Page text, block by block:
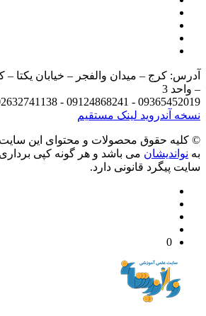
3
09365452019 - 09124868241 -
آندرویدلینک مستقیم
حقوق محصولات و محتوای اين سایت
می باشد و هر گونه کپی برداری از
پیگرد قانونی دارد.